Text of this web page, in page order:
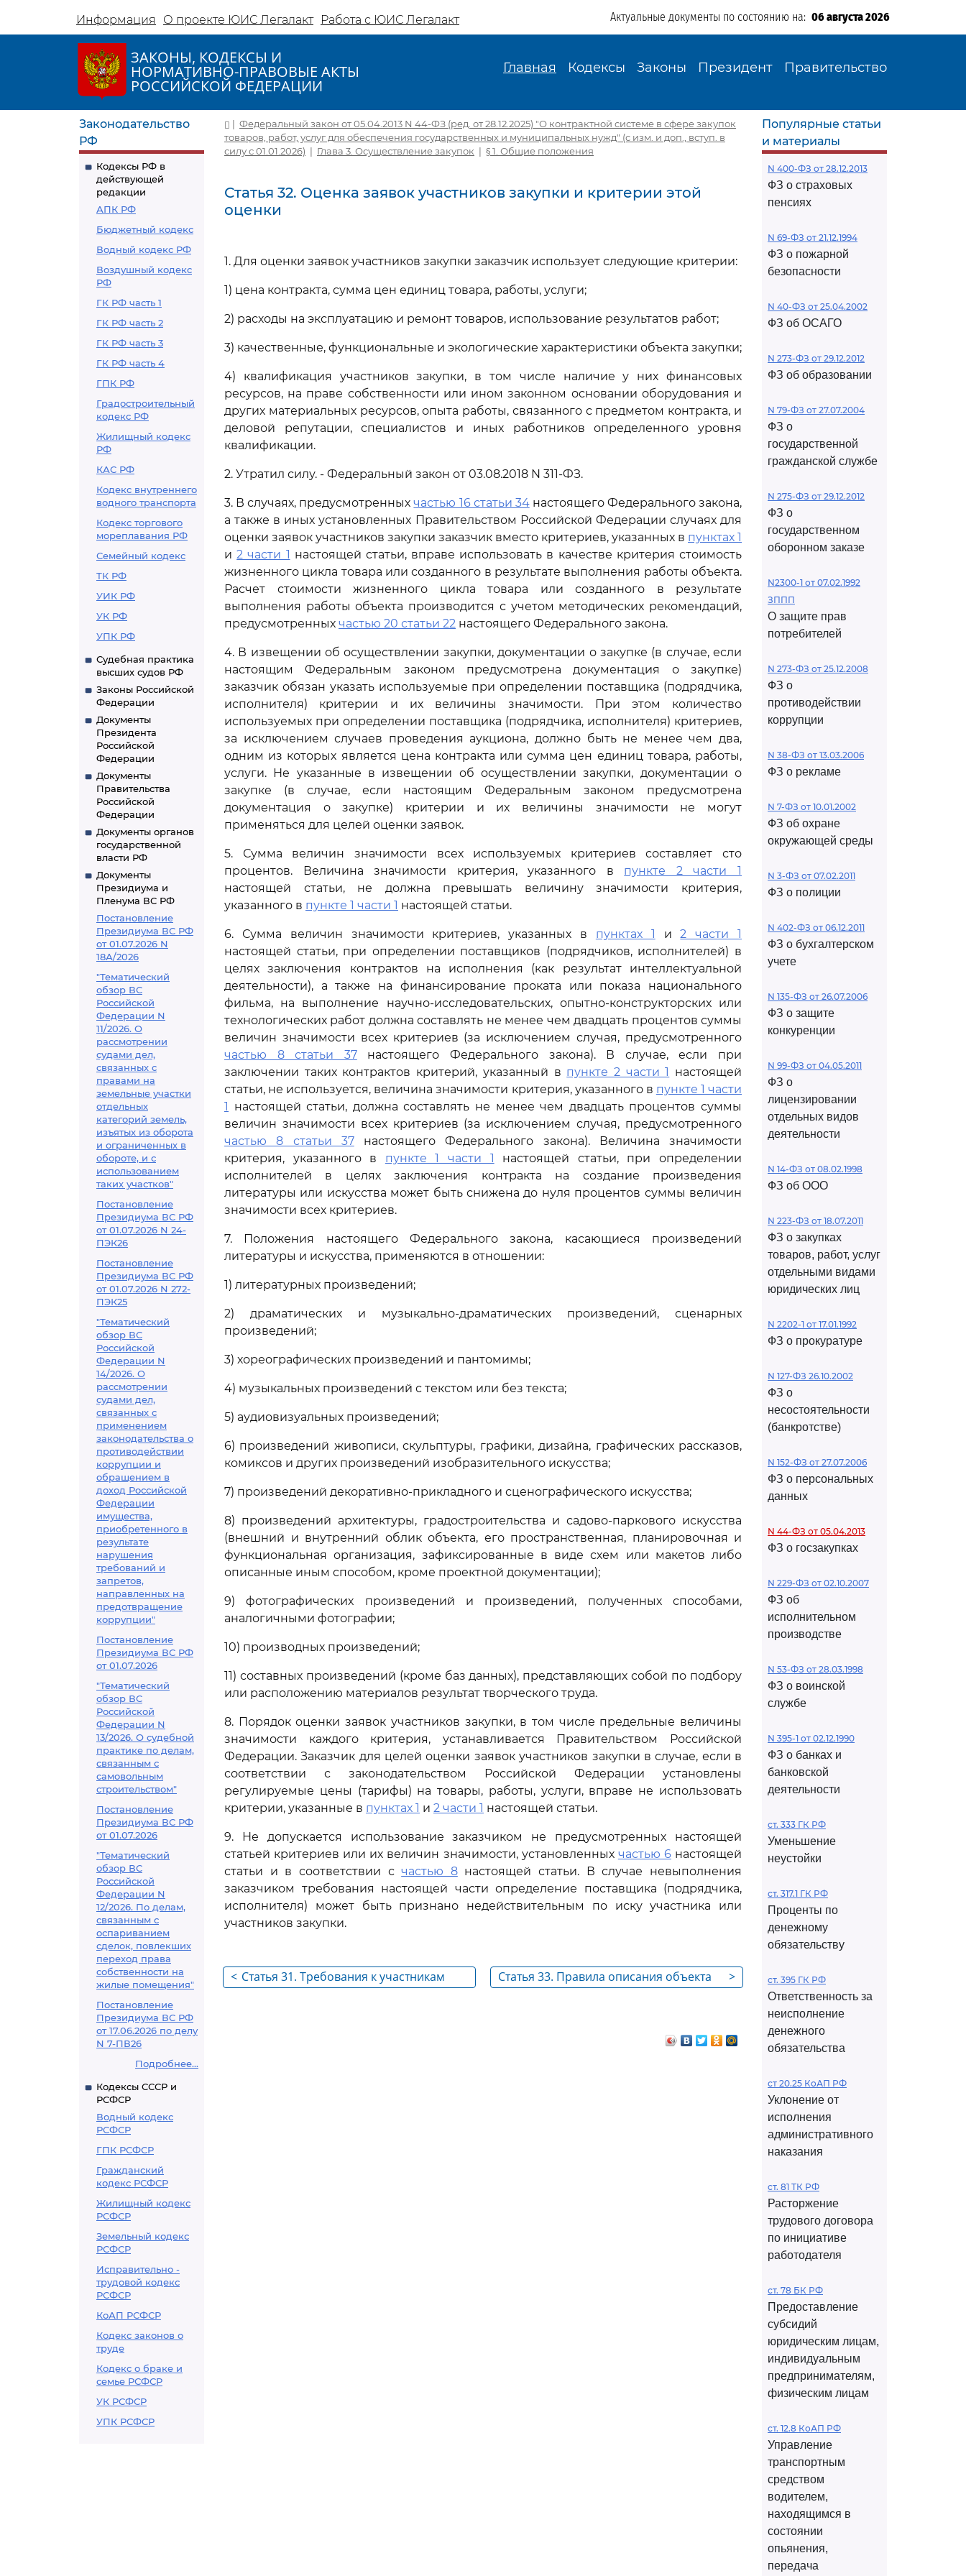
Информация О проекте ЮИС Легалакт Работа с ЮИС Легалакт Актуальные документы по состоянию на: 06 августа 2026
ЗАКОНЫ, КОДЕКСЫ И
НОРМАТИВНО-ПРАВОВЫЕ АКТЫ
РОССИЙСКОЙ ФЕДЕРАЦИИ
Главная Кодексы Законы Президент Правительство
Законодательство
РФ
Кодексы РФ в
действующей
редакции
АПК РФ
Бюджетный кодекс
Водный кодекс РФ
Воздушный кодекс
РФ
ГК РФ часть 1
ГК РФ часть 2
ГК РФ часть 3
ГК РФ часть 4
ГПК РФ
Градостроительный
кодекс РФ
Жилищный кодекс
РФ
КАС РФ
Кодекс внутреннего
водного транспорта
Кодекс торгового
мореплавания РФ
Семейный кодекс
ТК РФ
УИК РФ
УК РФ
УПК РФ
Судебная практика
высших судов РФ
Законы Российской
Федерации
Документы
Президента
Российской
Федерации
Документы
Правительства
Российской
Федерации
Документы органов
государственной
власти РФ
Документы
Президиума и
Пленума ВС РФ
Постановление
Президиума ВС РФ
от 01.07.2026 N
18А/2026
"Тематический
обзор ВС
Российской
Федерации N
11/2026. О
рассмотрении
судами дел,
связанных с
правами на
земельные участки
отдельных
категорий земель,
изъятых из оборота
и ограниченных в
обороте, и с
использованием
таких участков"
Постановление
Президиума ВС РФ
от 01.07.2026 N 24-
ПЭК26
Постановление
Президиума ВС РФ
от 01.07.2026 N 272-
ПЭК25
"Тематический
обзор ВС
Российской
Федерации N
14/2026. О
рассмотрении
судами дел,
связанных с
применением
законодательства о
противодействии
коррупции и
обращением в
доход Российской
Федерации
имущества,
приобретенного в
результате
нарушения
требований и
запретов,
направленных на
предотвращение
коррупции"
Постановление
Президиума ВС РФ
от 01.07.2026
"Тематический
обзор ВС
Российской
Федерации N
13/2026. О судебной
практике по делам,
связанным с
самовольным
строительством"
Постановление
Президиума ВС РФ
от 01.07.2026
"Тематический
обзор ВС
Российской
Федерации N
12/2026. По делам,
связанным с
оспариванием
сделок, повлекших
переход права
собственности на
жилые помещения"
Постановление
Президиума ВС РФ
от 17.06.2026 по делу
N 7-ПВ26
Подробнее...
Кодексы СССР и
РСФСР
Водный кодекс
РСФСР
ГПК РСФСР
Гражданский
кодекс РСФСР
Жилищный кодекс
РСФСР
Земельный кодекс
РСФСР
Исправительно -
трудовой кодекс
РСФСР
КоАП РСФСР
Кодекс законов о
труде
Кодекс о браке и
семье РСФСР
УК РСФСР
УПК РСФСР
| Федеральный закон от 05.04.2013 N 44-ФЗ (ред. от 28.12.2025) "О контрактной системе в сфере закупок
товаров, работ, услуг для обеспечения государственных и муниципальных нужд" (с изм. и доп., вступ. в
силу с 01.01.2026) | Глава 3. Осуществление закупок | § 1. Общие положения
Статья 32. Оценка заявок участников закупки и критерии этой
оценки
1. Для оценки заявок участников закупки заказчик использует следующие критерии:
1) цена контракта, сумма цен единиц товара, работы, услуги;
2) расходы на эксплуатацию и ремонт товаров, использование результатов работ;
3) качественные, функциональные и экологические характеристики объекта закупки;
4) квалификация участников закупки, в том числе наличие у них финансовых
ресурсов, на праве собственности или ином законном основании оборудования и
других материальных ресурсов, опыта работы, связанного с предметом контракта, и
деловой репутации, специалистов и иных работников определенного уровня
квалификации.
2. Утратил силу. - Федеральный закон от 03.08.2018 N 311-ФЗ.
3. В случаях, предусмотренныхчастью 16 статьи 34настоящего Федерального закона,
а также в иных установленных Правительством Российской Федерации случаях для
оценки заявок участников закупки заказчик вместо критериев, указанных в пунктах 1
и2 части 1 настоящей статьи, вправе использовать в качестве критерия стоимость
жизненного цикла товара или созданного в результате выполнения работы объекта.
Расчет стоимости жизненного цикла товара или созданного в результате
выполнения работы объекта производится с учетом методических рекомендаций,
предусмотренных частью 20 статьи 22 настоящего Федерального закона.
4. В извещении об осуществлении закупки, документации о закупке (в случае, если
настоящим Федеральным законом предусмотрена документация о закупке)
заказчик обязан указать используемые при определении поставщика (подрядчика,
исполнителя) критерии и их величины значимости. При этом количество
используемых при определении поставщика (подрядчика, исполнителя) критериев,
за исключением случаев проведения аукциона, должно быть не менее чем два,
одним из которых является цена контракта или сумма цен единиц товара, работы,
услуги. Не указанные в извещении об осуществлении закупки, документации о
закупке (в случае, если настоящим Федеральным законом предусмотрена
документация о закупке) критерии и их величины значимости не могут
применяться для целей оценки заявок.
5. Сумма величин значимости всех используемых критериев составляет сто
процентов. Величина значимости критерия, указанного в пункте 2 части 1
настоящей статьи, не должна превышать величину значимости критерия,
указанного в пункте 1 части 1 настоящей статьи.
6. Сумма величин значимости критериев, указанных в пунктах 1 и2 части 1
настоящей статьи, при определении поставщиков (подрядчиков, исполнителей) в
целях заключения контрактов на исполнения (как результат интеллектуальной
деятельности), а также на финансирование проката или показа национального
фильма, на выполнение научно-исследовательских, опытно-конструкторских или
технологических работ должна составлять не менее чем двадцать процентов суммы
величин значимости всех критериев (за исключением случая, предусмотренного
частью 8 статьи 37настоящего Федерального закона). В случае, если при
заключении таких контрактов критерий, указанный в пункте 2 части 1 настоящей
статьи, не используется, величина значимости критерия, указанного в пункте 1 части
1 настоящей статьи, должна составлять не менее чем двадцать процентов суммы
величин значимости всех критериев (за исключением случая, предусмотренного
частью 8 статьи 37настоящего Федерального закона). Величина значимости
критерия, указанного в пункте 1 части 1 настоящей статьи, при определении
исполнителей в целях заключения контракта на создание произведения
литературы или искусства может быть снижена до нуля процентов суммы величин
значимости всех критериев.
7. Положения настоящего Федерального закона, касающиеся произведений
литературы и искусства, применяются в отношении:
1) литературных произведений;
2) драматических и музыкально-драматических произведений, сценарных
произведений;
3) хореографических произведений и пантомимы;
4) музыкальных произведений с текстом или без текста;
5) аудиовизуальных произведений;
6) произведений живописи, скульптуры, графики, дизайна, графических рассказов,
комиксов и других произведений изобразительного искусства;
7) произведений декоративно-прикладного и сценографического искусства;
8) произведений архитектуры, градостроительства и садово-паркового искусства
(внешний и внутренний облик объекта, его пространственная, планировочная и
функциональная организация, зафиксированные в виде схем или макетов либо
описанные иным способом, кроме проектной документации);
9) фотографических произведений и произведений, полученных способами,
аналогичными фотографии;
10) производных произведений;
11) составных произведений (кроме баз данных), представляющих собой по подбору
или расположению материалов результат творческого труда.
8. Порядок оценки заявок участников закупки, в том числе предельные величины
значимости каждого критерия, устанавливается Правительством Российской
Федерации. Заказчик для целей оценки заявок участников закупки в случае, если в
соответствии с законодательством Российской Федерации установлены
регулируемые цены (тарифы) на товары, работы, услуги, вправе не использовать
критерии, указанные в пунктах 1 и 2 части 1 настоящей статьи.
9. Не допускается использование заказчиком не предусмотренных настоящей
статьей критериев или их величин значимости, установленных частью 6настоящей
статьи и в соответствии счастью 8настоящей статьи. В случае невыполнения
заказчиком требования настоящей части определение поставщика (подрядчика,
исполнителя) может быть признано недействительным по иску участника или
участников закупки.
< Статья 31. Требования к участникам
>
Статья 33. Правила описания объекта
Популярные статьи
и материалы
N 400-ФЗ от 28.12.2013
ФЗ о страховых
пенсиях
N 69-ФЗ от 21.12.1994
ФЗ о пожарной
безопасности
N 40-ФЗ от 25.04.2002
ФЗ об ОСАГО
N 273-ФЗ от 29.12.2012
ФЗ об образовании
N 79-ФЗ от 27.07.2004
ФЗ о
государственной
гражданской службе
N 275-ФЗ от 29.12.2012
ФЗ о
государственном
оборонном заказе
N2300-1 от 07.02.1992
ЗППП
О защите прав
потребителей
N 273-ФЗ от 25.12.2008
ФЗ о
противодействии
коррупции
N 38-ФЗ от 13.03.2006
ФЗ о рекламе
N 7-ФЗ от 10.01.2002
ФЗ об охране
окружающей среды
N 3-ФЗ от 07.02.2011
ФЗ о полиции
N 402-ФЗ от 06.12.2011
ФЗ о бухгалтерском
учете
N 135-ФЗ от 26.07.2006
ФЗ о защите
конкуренции
N 99-ФЗ от 04.05.2011
ФЗ о
лицензировании
отдельных видов
деятельности
N 14-ФЗ от 08.02.1998
ФЗ об ООО
N 223-ФЗ от 18.07.2011
ФЗ о закупках
товаров, работ, услуг
отдельными видами
юридических лиц
N 2202-1 от 17.01.1992
ФЗ о прокуратуре
N 127-ФЗ 26.10.2002
ФЗ о
несостоятельности
(банкротстве)
N 152-ФЗ от 27.07.2006
ФЗ о персональных
данных
N 44-ФЗ от 05.04.2013
ФЗ о госзакупках
N 229-ФЗ от 02.10.2007
ФЗ об
исполнительном
производстве
N 53-ФЗ от 28.03.1998
ФЗ о воинской
службе
N 395-1 от 02.12.1990
ФЗ о банках и
банковской
деятельности
ст. 333 ГК РФ
Уменьшение
неустойки
ст. 317.1 ГК РФ
Проценты по
денежному
обязательству
ст. 395 ГК РФ
Ответственность за
неисполнение
денежного
обязательства
ст 20.25 КоАП РФ
Уклонение от
исполнения
административного
наказания
ст. 81 ТК РФ
Расторжение
трудового договора
по инициативе
работодателя
ст. 78 БК РФ
Предоставление
субсидий
юридическим лицам,
индивидуальным
предпринимателям,
физическим лицам
ст. 12.8 КоАП РФ
Управление
транспортным
средством
водителем,
находящимся в
состоянии
опьянения,
передача